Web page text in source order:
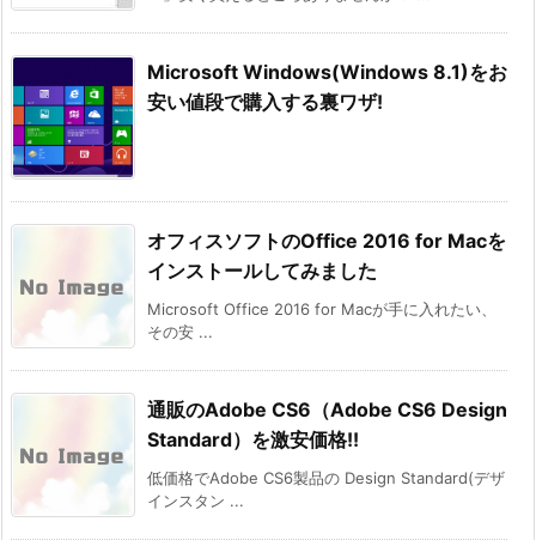
Microsoft Windows(Windows 8.1)をお
安い値段で購入する裏ワザ!
オフィスソフトのOffice 2016 for Macを
インストールしてみました
Microsoft Office 2016 for Macが手に入れたい、
その安 ...
通販のAdobe CS6（Adobe CS6 Design
Standard）を激安価格!!
低価格でAdobe CS6製品の Design Standard(デザ
インスタン ...